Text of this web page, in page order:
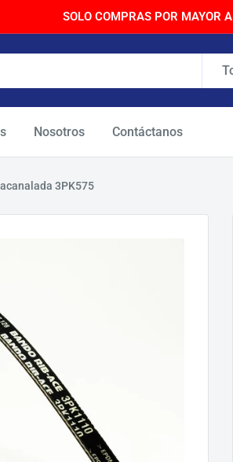
SOLO COMPRAS POR MAYOR
Nosotros Contáctanos
3PK575